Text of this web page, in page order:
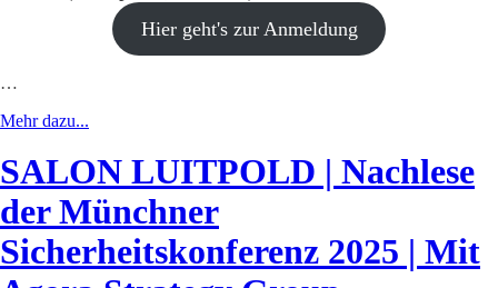
Hier geht's zur Anmeldung
…
Mehr dazu...
SALON LUITPOLD | Nachlese
der Münchner
Sicherheitskonferenz 2025 | Mit